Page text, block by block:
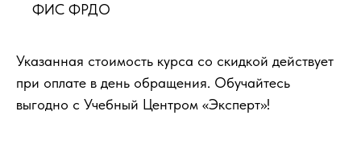
ФИС ФРДО
Указанная стоимость курса со скидкой действует
при оплате в день обращения. Обучайтесь
выгодно с Учебный Центром «Эксперт»!